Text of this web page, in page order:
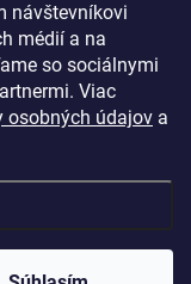
návštevníkovi
médií a na
so sociálnymi
Viac
osobných údajov a
na FB
Upraviť nastavenie